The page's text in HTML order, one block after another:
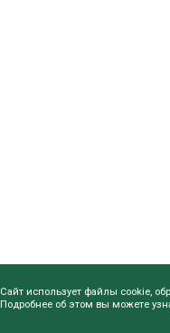
Сайт использует файлы cookie,
Подробнее об этом вы можете